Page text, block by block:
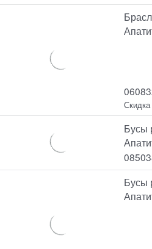
Бусы
Бусы